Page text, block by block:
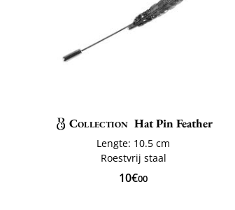
Collection Hat Pin Feather
Lengte: 10.5 cm
Roestvrij staal
10€00